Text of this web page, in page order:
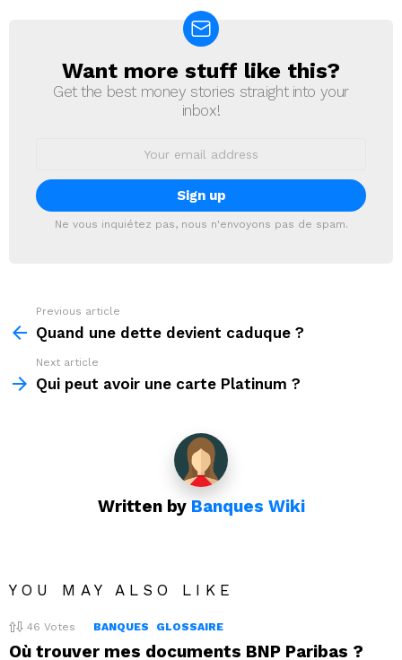
NEWSLETTER
Want more stuff like this?
Get the best money stories straight into your
inbox!
Ne vous inquiétez pas, nous n'envoyons pas de spam.
more
Previous article
Quand une dette devient caduque ?
Next article
Qui peut avoir une carte Platinum ?
Written by Banques Wiki
YOU MAY ALSO LIKE
46 Votes BANQUES GLOSSAIRE
Où trouver mes documents BNP Paribas ?